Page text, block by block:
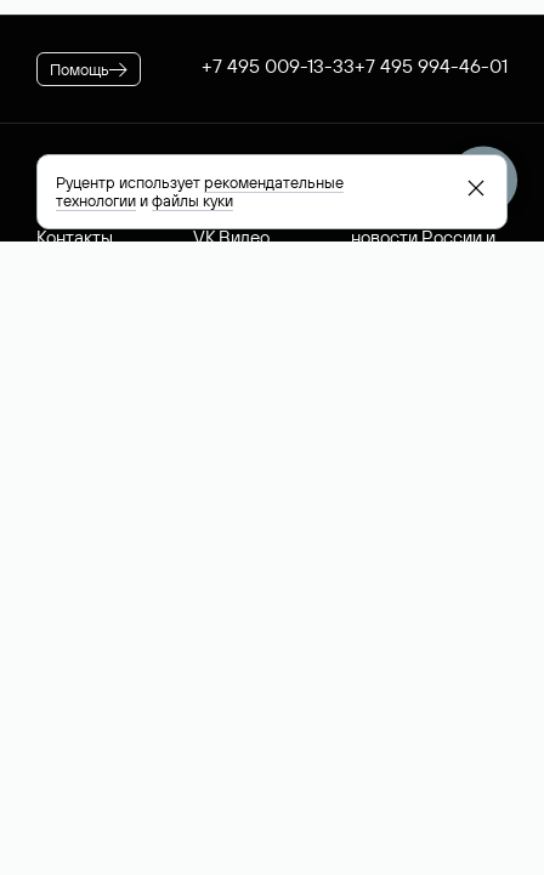
Помощь +7 495 009-13-33+7 495 994-46-01
Руцентр
О компании
Контакты
Вконтакте
VK Видео
новости России и
Руцентр используетрекомендательные
технологииифайлы куки